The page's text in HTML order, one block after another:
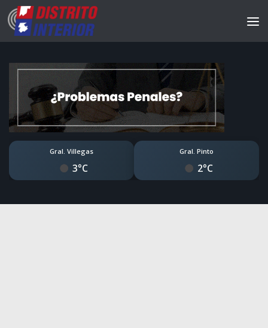
Gral. Villegas
3°C
Gral. Pinto
2°C